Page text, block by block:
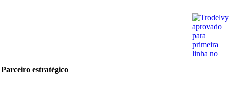
Parceiro estratégico